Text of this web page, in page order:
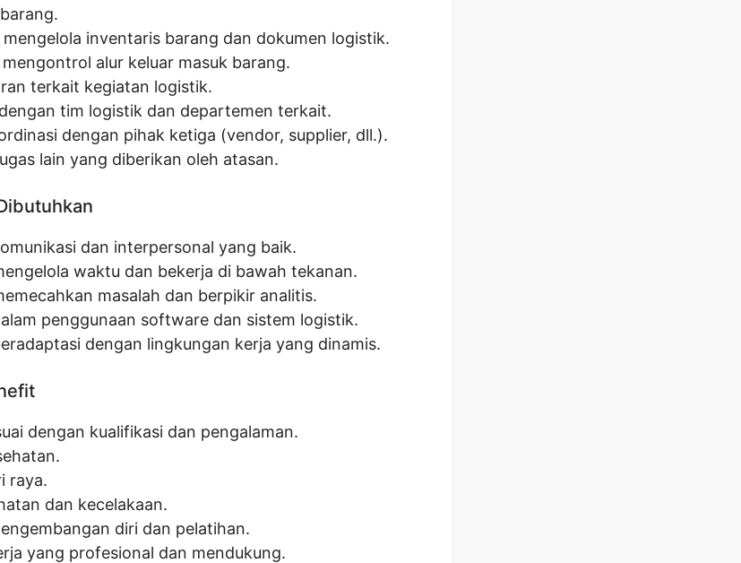
inventaris barang dan dokumen logistik.
alur keluar masuk barang.
terkait kegiatan logistik.
tim logistik dan departemen terkait.
dengan pihak ketiga (vendor, supplier, dll.).
lain yang diberikan oleh atasan.
dan interpersonal yang baik.
waktu dan bekerja di bawah tekanan.
masalah dan berpikir analitis.
penggunaan software dan sistem logistik.
dengan lingkungan kerja yang dinamis.
dengan kualifikasi dan pengalaman.
raya.
dan kecelakaan.
diri dan pelatihan.
yang profesional dan mendukung.